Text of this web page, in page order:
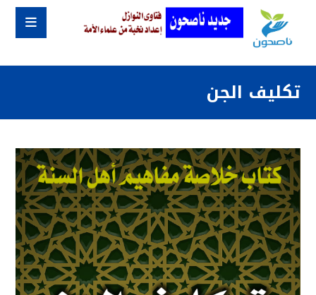
تكليف الجن